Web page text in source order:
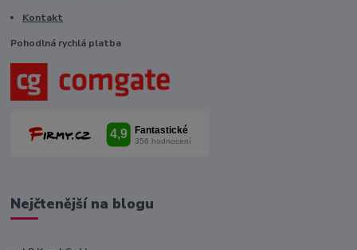
Kontakt
Pohodlná rychlá platba
Nejčtenější na blogu